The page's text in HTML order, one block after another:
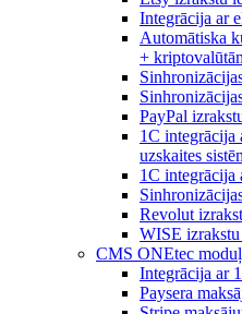
Integrācija ar
Automātiska
+
PayPal
1C integrācija
uzskaites
1C integrācija
Revolut
WISE
CMS ONEtec
Integrācija ar
Paysera